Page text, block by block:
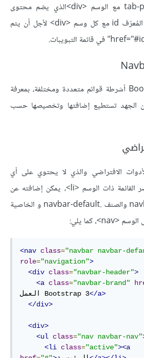
واستخدام الصنف .tab-pane مع الوسم <div>الذي يضم محتوى
التبويب، ولا تنس إضافة المُعرّف id مع كل وسم <div> لأجل أن يتم
يوفر إطار العمل Bootstrap أشرطة قوائم متعددة ومختلفة، بمعرفة
الجهد تستطيع إضافتها وتخصيصها حسب
الافتراضي والذي لا يحتوي على أي
عناصر إضافية فقط عناصر القائمة ذات الوسم <li>، يمكن إضافته عن
طريق إضافة الصنف .navbar والصنف .navbar-default و الخاصية
<nav class="navbar navbar-
role="navigation">
<div class="navbar-header">
<a class="navbar-brand"
العمل Bootstrap 3</a>
</div>
<div>
<ul class="nav navbar-nav"
<li class="active"><a